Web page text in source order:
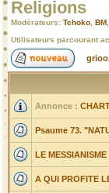
Religions
Modérateurs: Tchoko BM
Utilisateurs parcourant
Annonce :
Psaume 73.
LE MESSIANISME
A QUI PROFITE